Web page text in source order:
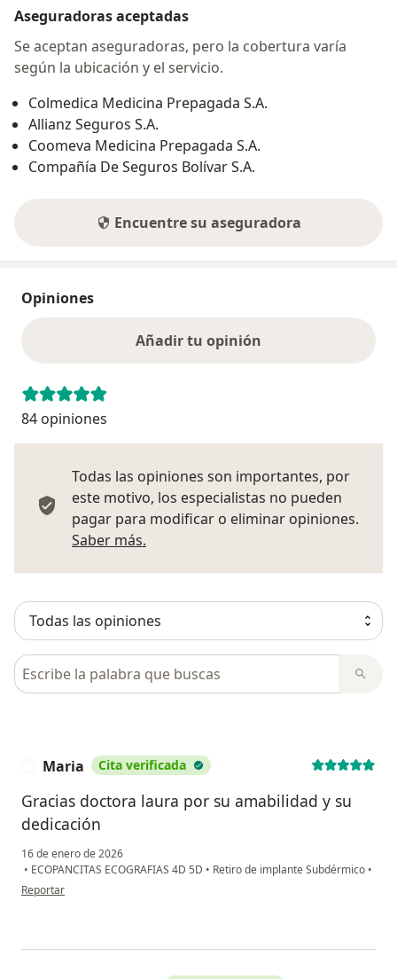
Aseguradoras aceptadas
Se aceptan aseguradoras, pero la cobertura varía
según la ubicación y el servicio.
Colmedica Medicina Prepagada S.A.
Allianz Seguros S.A.
Coomeva Medicina Prepagada S.A.
Compañía De Seguros Bolívar S.A.
Encuentre su aseguradora
Opiniones
Añadir tu opinión
84 opiniones
Todas las opiniones son importantes, por
este motivo, los especialistas no pueden
pagar para modificar o eliminar opiniones.
Saber más.
Busca en opiniones
Maria Cita verificada
Gracias doctora laura por su amabilidad y su
dedicación
16 de enero de 2026
• ECOPANCITAS ECOGRAFIAS 4D 5D • Retiro de implante Subdérmico •
en opinión del usuario Maria
Reportar